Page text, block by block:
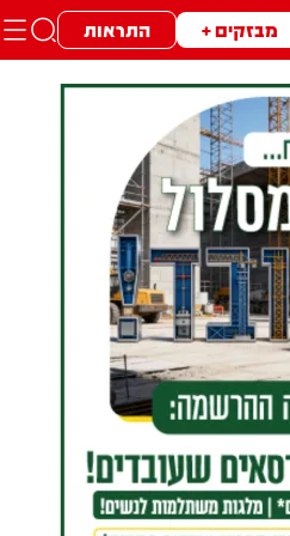
מבזקים + התראות